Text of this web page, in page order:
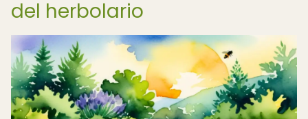
del herbolario